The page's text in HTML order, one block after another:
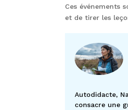
Ces événements
et de tirer les
Autodidacte,
consacre une